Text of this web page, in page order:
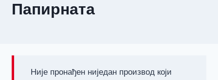
Папирната
Није пронађен ниједан производ који